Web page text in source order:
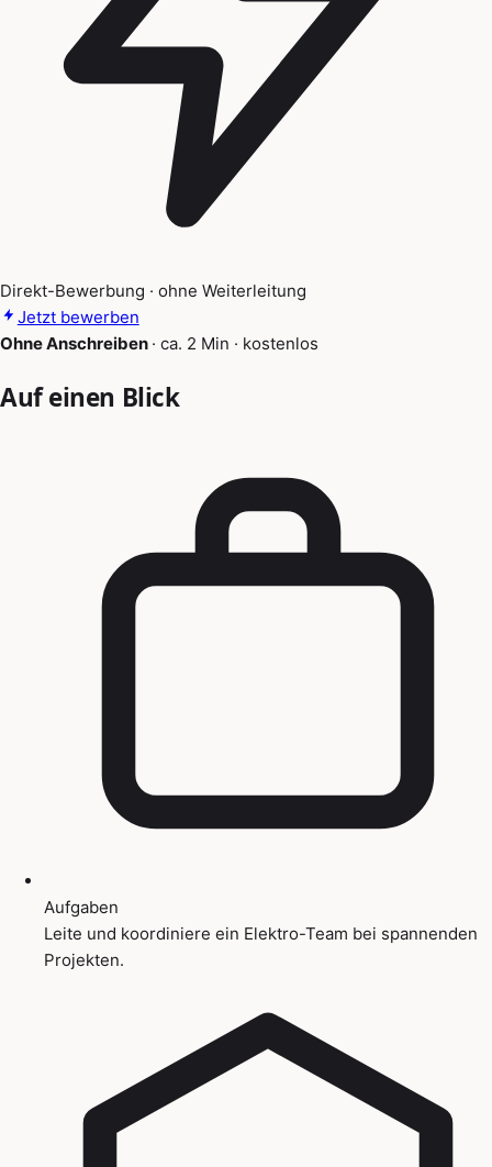
Direkt-Bewerbung · ohne Weiterleitung
Jetzt bewerben
Ohne Anschreiben · ca. 2 Min · kostenlos
Auf einen Blick
Aufgaben
Leite und koordiniere ein Elektro-Team bei spannenden
Projekten.